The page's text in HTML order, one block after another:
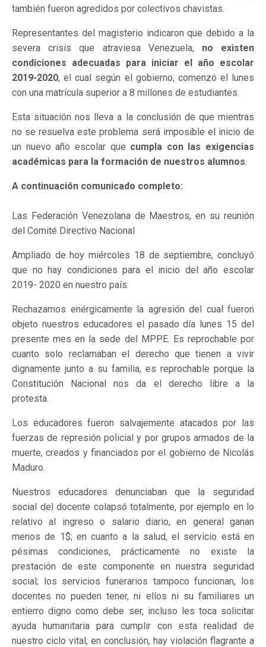
también fueron agredidos por colectivos chavistas.
Representantes del magisterio indicaron que debido a la
severa crisis que atraviesa Venezuela, no existen
condiciones adecuadas para iniciar el año escolar
2019-2020, el cual según el gobierno, comenzó el lunes
con una matrícula superior a 8 millones de estudiantes.
Esta situación nos lleva a la conclusión de que mientras
no se resuelva este problema será imposible el inicio de
un nuevo año escolar que cumpla con las exigencias
académicas para la formación de nuestros alumnos.
A continuación comunicado completo:
Las Federación Venezolana de Maestros, en su reunión
del Comité Directivo Nacional
Ampliado de hoy miércoles 18 de septiembre, concluyó
que no hay condiciones para el inicio del año escolar
2019- 2020 en nuestro país.
Rechazamos enérgicamente la agresión del cual fueron
objeto nuestros educadores el pasado día lunes 15 del
presente mes en la sede del MPPE. Es reprochable por
cuanto solo reclamaban el derecho que tienen a vivir
dignamente junto a su familia, es reprochable porque la
Constitución Nacional nos da el derecho libre a la
protesta.
Los educadores fueron salvajemente atacados por las
fuerzas de represión policial y por grupos armados de la
muerte, creados y financiados por el gobierno de Nicolás
Maduro.
Nuestros educadores denunciaban que la seguridad
social del docente colapsó totalmente, por ejemplo en lo
relativo al ingreso o salario diario, en general ganan
menos de 1$; en cuanto a la salud, el servicio está en
pésimas condiciones, prácticamente no existe la
prestación de este componente en nuestra seguridad
social; los servicios funerarios tampoco funcionan, los
docentes no pueden tener, ni ellos ni su familiares un
entierro digno como debe ser, incluso les toca solicitar
ayuda humanitaria para cumplir con esta realidad de
nuestro ciclo vital; en conclusión, hay violación flagrante a